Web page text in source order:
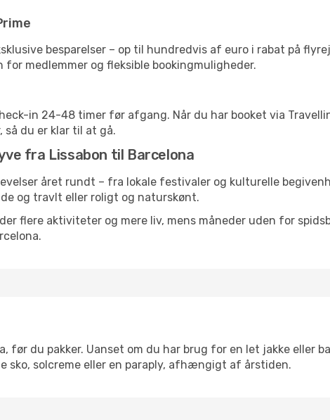
besparelser – op til hundredvis af euro i rabat på
medlemmer og fleksible bookingmuligheder.
in 24-48 timer før afgang. Når du har booket via
du er klar til at gå.
fra Lissabon til Barcelona
året rundt – fra lokale festivaler og kulturelle
og travlt eller roligt og naturskønt.
flere aktiviteter og mere liv, mens måneder uden for
før du pakker. Uanset om du har brug for en let jakke eller
sko, solcreme eller en paraply, afhængigt af årstiden.